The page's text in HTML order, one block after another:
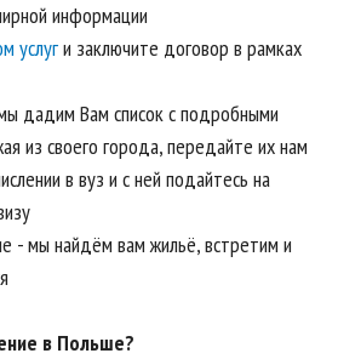
информации
услуги заключите договор в рамках
дадим Вам список с подробными
из своего города, передайте их нам
в вуз и с ней подайтесь на
- мы найдём вам жильё, встретим и
в Польше?